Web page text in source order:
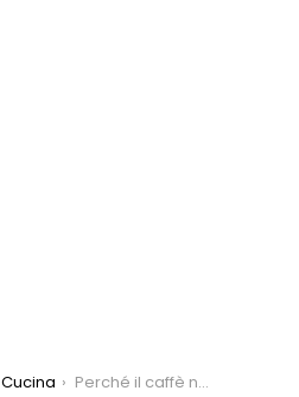
Cucina Perché il caffè non esce dalla macchinetta